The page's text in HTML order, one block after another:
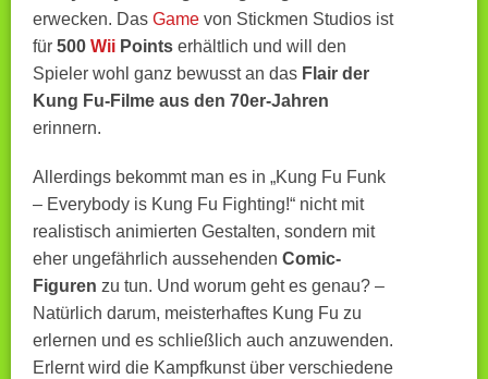
erwecken. Das Game von Stickmen Studios ist
für 500 Wii Points erhältlich und will den
Spieler wohl ganz bewusst an das Flair der
Kung Fu-Filme aus den 70er-Jahren
erinnern.
Allerdings bekommt man es in „Kung Fu Funk
– Everybody is Kung Fu Fighting!“ nicht mit
realistisch animierten Gestalten, sondern mit
eher ungefährlich aussehenden Comic-
Figuren zu tun. Und worum geht es genau? –
Natürlich darum, meisterhaftes Kung Fu zu
erlernen und es schließlich auch anzuwenden.
Erlernt wird die Kampfkunst über verschiedene